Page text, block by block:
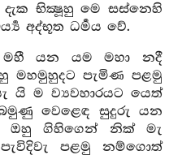
භික්‍ෂූහු මෙ සස්නෙහි
අද්භූත ධර්‍මය වේ.
මහී යන යම මහා නදී
මහමුහුදට පැමිණ පළමු
යි ම ව්‍යවහාරයට යෙත්
වෙළෙඳ සුදුරු යන
ඔහු ගිහිගෙන් නික් මැ
පළමු නම්ගොත්